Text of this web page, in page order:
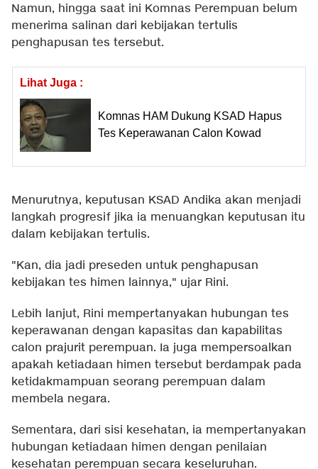
Namun, hingga saat ini Komnas Perempuan belum
menerima salinan dari kebijakan tertulis
penghapusan tes tersebut.
Lihat Juga :
Komnas HAM Dukung KSAD Hapus
Tes Keperawanan Calon Kowad
Menurutnya, keputusan KSAD Andika akan menjadi
langkah progresif jika ia menuangkan keputusan itu
dalam kebijakan tertulis.
"Kan, dia jadi preseden untuk penghapusan
kebijakan tes himen lainnya," ujar Rini.
Lebih lanjut, Rini mempertanyakan hubungan tes
keperawanan dengan kapasitas dan kapabilitas
calon prajurit perempuan. Ia juga mempersoalkan
apakah ketiadaan himen tersebut berdampak pada
ketidakmampuan seorang perempuan dalam
membela negara.
Sementara, dari sisi kesehatan, ia mempertanyakan
hubungan ketiadaan himen dengan penilaian
kesehatan perempuan secara keseluruhan.